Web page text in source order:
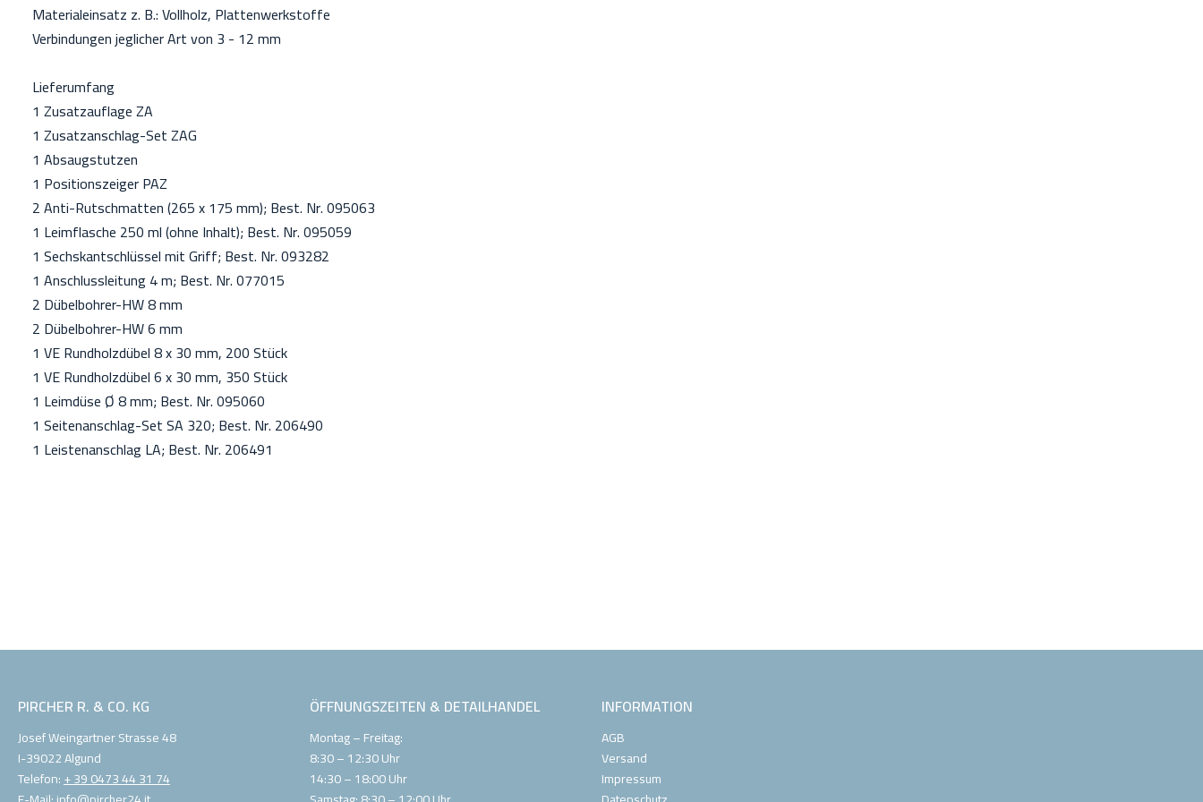
Materialeinsatz z. B.: Vollholz, Plattenwerkstoffe
Verbindungen jeglicher Art von 3 - 12 mm
Lieferumfang
1 Zusatzauflage ZA
1 Zusatzanschlag-Set ZAG
1 Absaugstutzen
1 Positionszeiger PAZ
2 Anti-Rutschmatten (265 x 175 mm); Best. Nr. 095063
1 Leimflasche 250 ml (ohne Inhalt); Best. Nr. 095059
1 Sechskantschlüssel mit Griff; Best. Nr. 093282
1 Anschlussleitung 4 m; Best. Nr. 077015
2 Dübelbohrer-HW 8 mm
2 Dübelbohrer-HW 6 mm
1 VE Rundholzdübel 8 x 30 mm, 200 Stück
1 VE Rundholzdübel 6 x 30 mm, 350 Stück
1 Leimdüse Ø 8 mm; Best. Nr. 095060
1 Seitenanschlag-Set SA 320; Best. Nr. 206490
1 Leistenanschlag LA; Best. Nr. 206491
PIRCHER R. & CO. KG
Josef Weingartner Strasse 48
I-39022 Algund
Telefon:+ 39 0473 44 31 74
ÖFFNUNGSZEITEN & DETAILHANDEL
Montag – Freitag:
8:30 – 12:30 Uhr
14:30 – 18:00 Uhr
INFORMATION
AGB
Versand
Impressum